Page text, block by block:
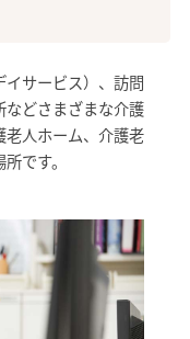
サービス）、訪問
どさまざまな介護
人ホーム、介護老
です。